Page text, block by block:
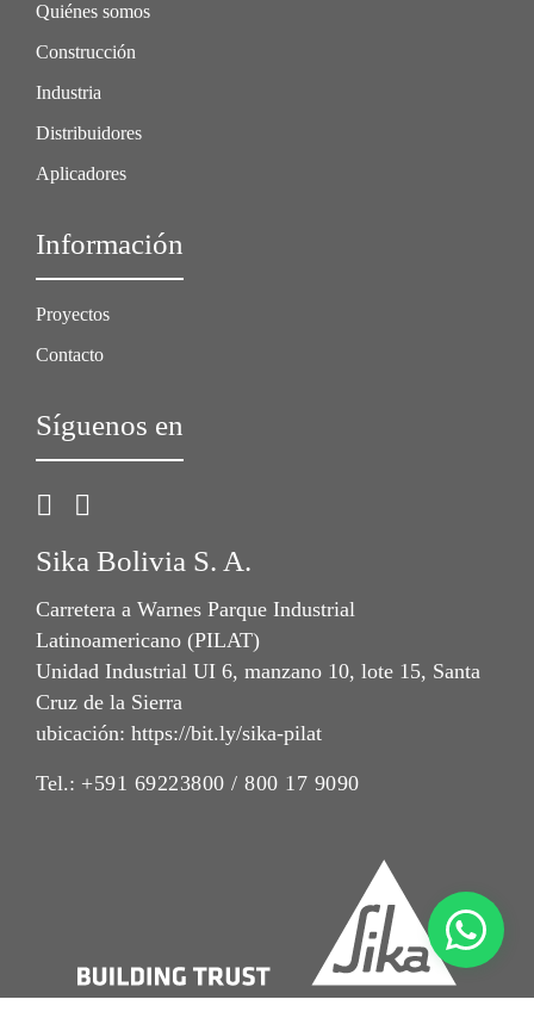
Quiénes somos
Construcción
Industria
Distribuidores
Aplicadores
Información
Proyectos
Contacto
Síguenos en
Sika Bolivia S. A.
Carretera a Warnes Parque Industrial
Latinoamericano (PILAT)
Unidad Industrial UI 6, manzano 10, lote 15, Santa
Cruz de la Sierra
ubicación: https://bit.ly/sika-pilat
Tel.: +591 69223800 / 800 17 9090